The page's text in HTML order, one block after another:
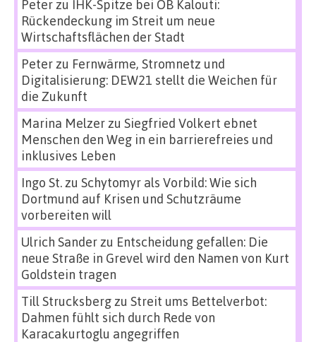
Peterzu IHK-Spitze bei OB Kalouti:
Rückendeckung im Streit um neue
Wirtschaftsflächen der Stadt
Peterzu Fernwärme, Stromnetz und
Digitalisierung: DEW21 stellt die Weichen für
die Zukunft
Marina Melzerzu Siegfried Volkert ebnet
Menschen den Weg in ein barrierefreies und
inklusives Leben
Ingo St.zu Schytomyr als Vorbild: Wie sich
Dortmund auf Krisen und Schutzräume
vorbereiten will
Ulrich Sanderzu Entscheidung gefallen: Die
neue Straße in Grevel wird den Namen von Kurt
Goldstein tragen
Till Strucksbergzu Streit ums Bettelverbot:
Dahmen fühlt sich durch Rede von
Karacakurtoglu angegriffen